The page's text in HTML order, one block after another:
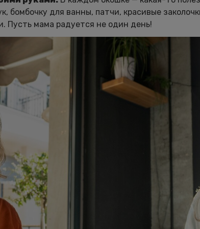
бомбочку для ванны, патчи, красивые
Пусть мама радуется не один день!